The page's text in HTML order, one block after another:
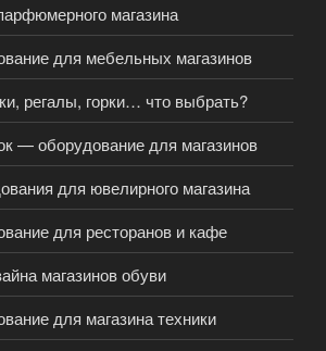
магазина
для мебельных магазинов
регалы, горки… что выбрать?
— оборудование для магазинов
для ювелирного магазина
для ресторанов и кафе
магазинов обуви
для магазина техники